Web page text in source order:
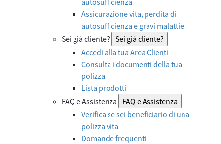
Assicurazione vita, perdita di
autosufficienza e gravi malattie
Sei già cliente? Sei già cliente?
Accedi alla tua Area Clienti
Consulta i documenti della tua
polizza
Lista prodotti
FAQ e Assistenza
FAQ e Assistenza
Verifica se sei beneficiario di una
polizza vita
Domande frequenti